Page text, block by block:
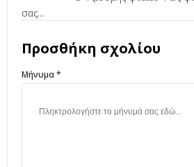
Προσθήκη σχολίου
Μήνυμα *